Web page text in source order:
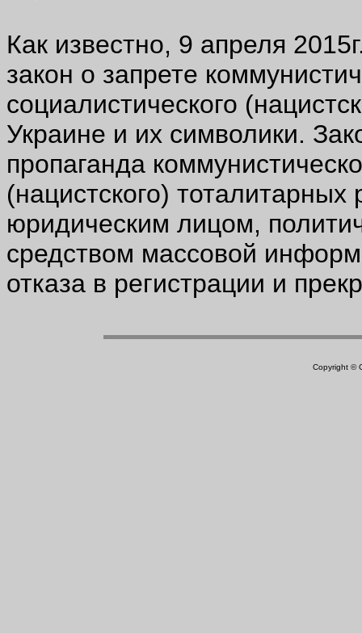
Как известно, 9 апреля
закон о запрете
социалистического
Украине и их символики.
пропаганда
(нацистского)
юридическим лицом,
средством массовой
отказа в регистрации и
Copyright ©